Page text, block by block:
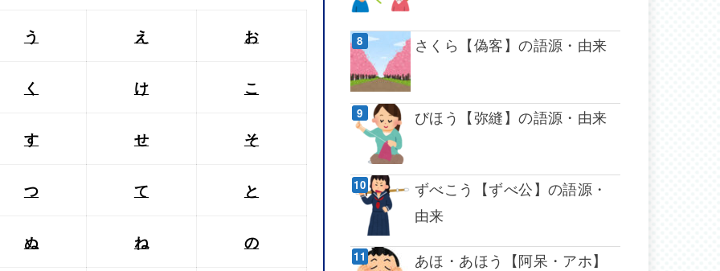
う え お
く け こ
す せ そ
つ て と
ぬ ね の
さくら【偽客】の語源・由来
びほう【弥縫】の語源・由来
ずべこう【ずべ公】の語源・
由来
あほ・あほう【阿呆・アホ】